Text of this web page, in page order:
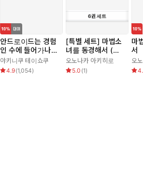
안드로이드는 경험
인 수에 들어가나
요??
야키니쿠 테이쇼쿠
4.9(1,054)
6권 세트
[특별 세트] 마법소
녀를 동경해서 (총
6권)
오노나카 아키히로
5.0 (1)
마
서
오